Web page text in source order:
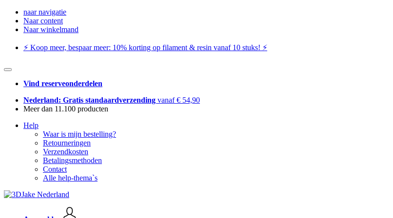
naar navigatie
Naar content
Naar winkelmand
⚡️ Koop meer, bespaar meer: ​​10% korting op filament & resin vanaf 10 stuks! ⚡️
Vind reserveonderdelen
Nederland: Gratis standaardverzending vanaf € 54,90
Meer dan 11.100 producten
Help
Waar is mijn bestelling?
Retourneringen
Verzendkosten
Betalingsmethoden
Contact
Alle help-thema`s